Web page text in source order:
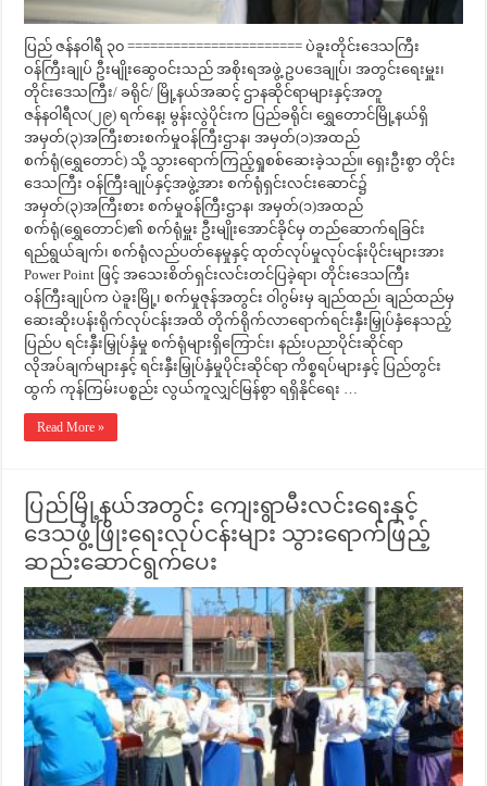
ပြည် ဇန်နဝါရီ ၃၀ ======================= ပဲခူးတိုင်းဒေသကြီး
ဝန်ကြီးချုပ် ဦးမျိုးဆွေဝင်းသည် အစိုးရအဖွဲ့ ဥပဒေချုပ်၊ အတွင်းရေးမှူး၊
တိုင်းဒေသကြီး/ ခရိုင်/ မြို့နယ်အဆင့် ဌာနဆိုင်ရာများနှင့်အတူ
ဇန်နဝါရီလ(၂၉) ရက်နေ့၊ မွန်းလွဲပိုင်းက ပြည်ခရိုင်၊ ရွှေတောင်မြို့နယ်ရှိ
အမှတ်(၃)အကြီးစားစက်မှုဝန်ကြီးဌာန၊ အမှတ်(၁)အထည်
စက်ရုံ(ရွှေတောင်) သို့ သွားရောက်ကြည့်ရှုစစ်ဆေးခဲ့သည်။ ရှေးဦးစွာ တိုင်း
ဒေသကြီး ဝန်ကြီးချုပ်နှင့်အဖွဲ့အား စက်ရုံရှင်းလင်းဆောင်၌
အမှတ်(၃)အကြီးစား စက်မှုဝန်ကြီးဌာန၊ အမှတ်(၁)အထည်
စက်ရုံ(ရွှေတောင်)၏ စက်ရုံမှူး ဦးမျိုးအောင်ခိုင်မှ တည်ဆောက်ရခြင်း
ရည်ရွယ်ချက်၊ စက်ရုံလည်ပတ်နေမှုနှင့် ထုတ်လုပ်မှုလုပ်ငန်းပိုင်းများအား
Power Point ဖြင့် အသေးစိတ်ရှင်းလင်းတင်ပြခဲ့ရာ၊ တိုင်းဒေသကြီး
ဝန်ကြီးချုပ်က ပဲခူးမြို့၊ စက်မှုဇုန်အတွင်း ဝါဂွမ်းမှ ချည်ထည်၊ ချည်ထည်မှ
ဆေးဆိုးပန်းရိုက်လုပ်ငန်းအထိ တိုက်ရိုက်လာရောက်ရင်းနှီးမြှုပ်နှံနေသည့်
ပြည်ပ ရင်းနှီးမြှုပ်နှံမှု စက်ရုံများရှိကြောင်း၊ နည်းပညာပိုင်းဆိုင်ရာ
လိုအပ်ချက်များနှင့် ရင်းနှီးမြှုပ်နှံမှုပိုင်းဆိုင်ရာ ကိစ္စရပ်များနှင့် ပြည်တွင်း
ထွက် ကုန်ကြမ်းပစ္စည်း လွယ်ကူလျှင်မြန်စွာ ရရှိနိုင်ရေး …
Read More »
ပြည်မြို့နယ်အတွင်း ကျေးရွာမီးလင်းရေးနှင့်
ဒေသဖွံ့ဖြိုးရေးလုပ်ငန်းများ သွားရောက်ဖြည့်
ဆည်းဆောင်ရွက်ပေး